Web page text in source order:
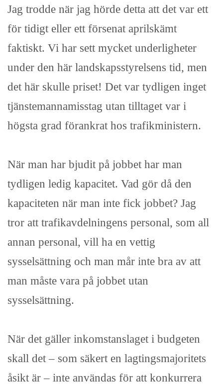
Jag trodde när jag hörde detta att det var ett
för tidigt eller ett försenat aprilskämt
faktiskt. Vi har sett mycket underligheter
under den här landskapsstyrelsens tid, men
det här skulle priset! Det var tydligen inget
tjänstemannamisstag utan tilltaget var i
högsta grad förankrat hos trafikministern.
När man har bjudit på jobbet har man
tydligen ledig kapacitet. Vad gör då den
kapaciteten när man inte fick jobbet? Jag
tror att trafikavdelningens personal, som all
annan personal, vill ha en vettig
sysselsättning och man mår inte bra av att
man måste vara på jobbet utan
sysselsättning.
När det gäller inkomstanslaget i budgeten
skall det – som säkert en lagtingsmajoritets
åsikt är – inte användas för att konkurrera